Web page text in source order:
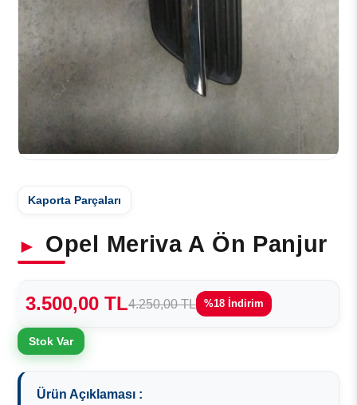
Kaporta Parçaları
Opel Meriva A Ön Panjur
3.500,00 TL4.250,00 TL %18 İndirim
Stok Var
Ürün Açıklaması :